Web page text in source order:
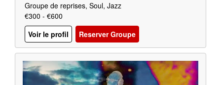
Groupe de reprises, Soul, Jazz
€300 - €600
Voir le profil
Reserver Groupe